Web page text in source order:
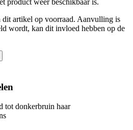
dit artikel op voorraad. Aanvulling is
wordt, kan dit invloed hebben op de
tot donkerbruin haar